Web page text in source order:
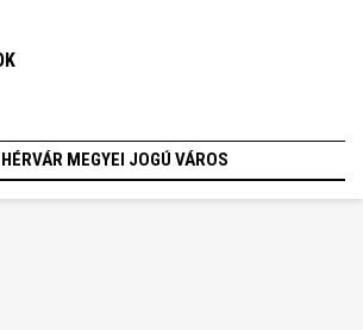
MEGYEI JOGÚ VÁROS